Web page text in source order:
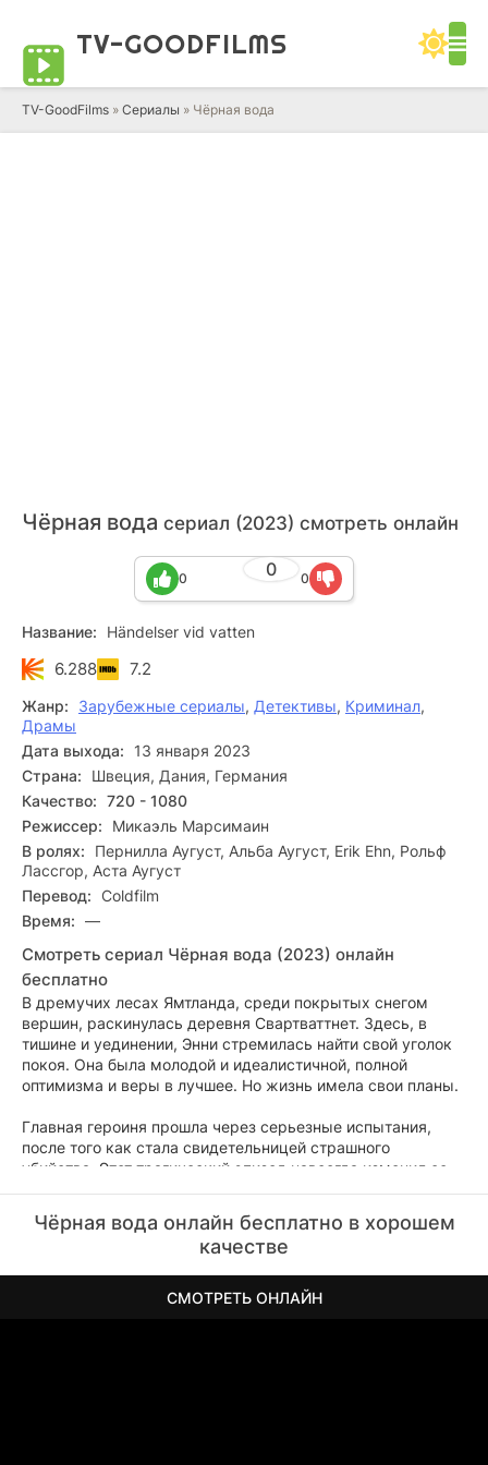
TV-GOODFILMS
TV-GoodFilms » Сериалы » Чёрная вода
Чёрная вода сериал (2023) смотреть онлайн
0
0 0
Название: Händelser vid vatten
6.288 7.2
Жанр: Зарубежные сериалы, Детективы, Криминал,
Драмы
Дата выхода:
13 января 2023
Страна:
Швеция, Дания, Германия
Качество: 720 - 1080
Режиссер:
Микаэль Марсимаин
В ролях:
Пернилла Аугуст, Альба Аугуст, Erik Ehn, Рольф
Лассгор, Аста Аугуст
Перевод: Coldfilm
Время: —
Смотреть сериал Чёрная вода (2023) онлайн
бесплатно
В дремучих лесах Ямтланда, среди покрытых снегом
вершин, раскинулась деревня Свартваттнет. Здесь, в
тишине и уединении, Энни стремилась найти свой уголок
покоя. Она была молодой и идеалистичной, полной
оптимизма и веры в лучшее. Но жизнь имела свои планы.
Главная героиня прошла через серьезные испытания,
после того как стала свидетельницей страшного
убийства. Этот трагический эпизод навсегда изменил ее,
темный призрак, преследующий на каждом шагу. Она
пыталась забыть, пыталась отделаться от тяжёлого
бремени прошлого, но безуспешно. Воспоминания о том
убийстве продолжали мучить её, как рана, которая не
Чёрная вода онлайн бесплатно в хорошем
качестве
СМОТРЕТЬ ОНЛАЙН